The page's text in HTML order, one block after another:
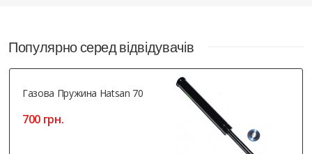
Популярно серед відвідувачів
Газова Пружина Hatsan 70
700 грн.